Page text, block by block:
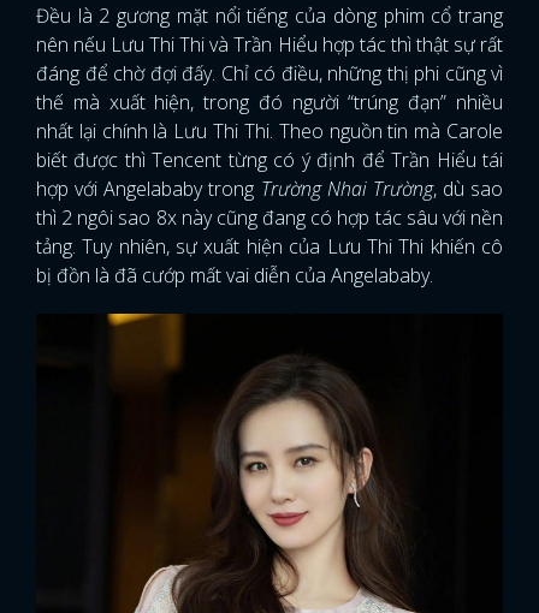
Đều là 2 gương mặt nổi tiếng của dòng phim cổ trang
nên nếu Lưu Thi Thi và Trần Hiểu hợp tác thì thật sự rất
đáng để chờ đợi đấy. Chỉ có điều, những thị phi cũng vì
thế mà xuất hiện, trong đó người “trúng đạn” nhiều
nhất lại chính là Lưu Thi Thi. Theo nguồn tin mà Carole
biết được thì Tencent từng có ý định để Trần Hiểu tái
hợp với Angelababy trong Trường Nhai Trường, dù sao
thì 2 ngôi sao 8x này cũng đang có hợp tác sâu với nền
tảng. Tuy nhiên, sự xuất hiện của Lưu Thi Thi khiến cô
bị đồn là đã cướp mất vai diễn của Angelababy.